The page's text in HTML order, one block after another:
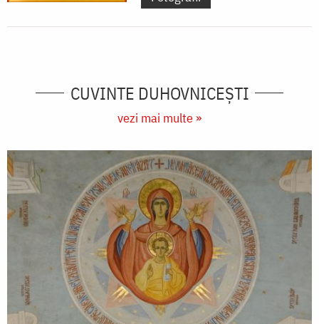
CUVINTE DUHOVNICEȘTI
vezi mai multe »